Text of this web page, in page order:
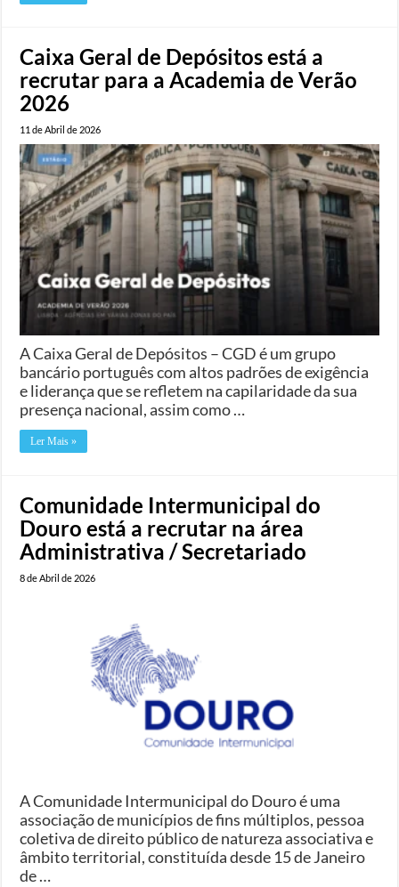
Caixa Geral de Depósitos está a
recrutar para a Academia de Verão
2026
11 de Abril de 2026
A Caixa Geral de Depósitos – CGD é um grupo
bancário português com altos padrões de exigência
e liderança que se refletem na capilaridade da sua
presença nacional, assim como …
Ler Mais »
Comunidade Intermunicipal do
Douro está a recrutar na área
Administrativa / Secretariado
8 de Abril de 2026
A Comunidade Intermunicipal do Douro é uma
associação de municípios de fins múltiplos, pessoa
coletiva de direito público de natureza associativa e
âmbito territorial, constituída desde 15 de Janeiro
de …